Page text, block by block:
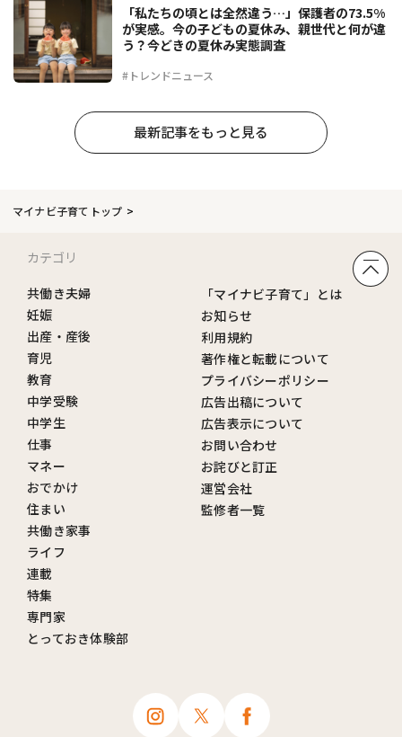
#トレンドニュース
「私たちの頃とは全然違う…」保護者の73.5%
が実感。今の子どもの夏休み、親世代と何が違
う？今どきの夏休み実態調査
最新記事をもっと見る
マイナビ子育てトップ
カテゴリ
共働き夫婦
妊娠
出産・産後
育児
教育
中学受験
中学生
仕事
マネー
おでかけ
住まい
共働き家事
ライフ
連載
特集
専門家
とっておき体験部
「マイナビ子育て」とは
お知らせ
利用規約
著作権と転載について
プライバシーポリシー
広告出稿について
広告表示について
お問い合わせ
お詫びと訂正
運営会社
監修者一覧